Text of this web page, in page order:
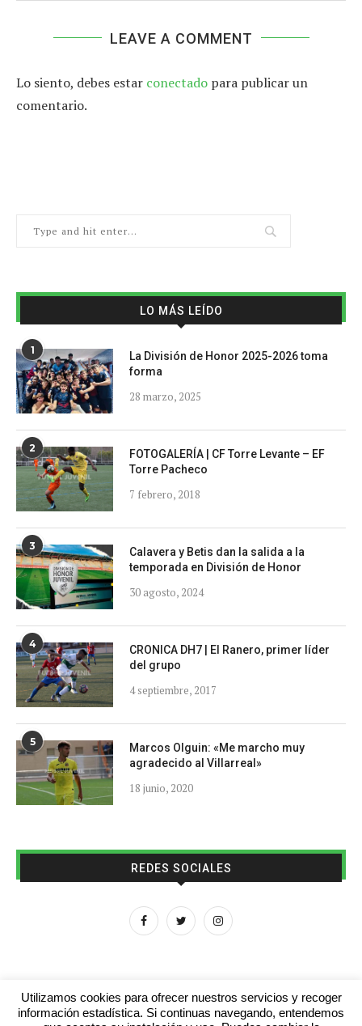
LEAVE A COMMENT
Lo siento, debes estar conectado para publicar un
comentario.
LO MÁS LEÍDO
1
La División de Honor 2025-2026 toma
forma
28 marzo, 2025
2
FOTOGALERÍA | CF Torre Levante – EF
Torre Pacheco
7 febrero, 2018
3
Calavera y Betis dan la salida a la
temporada en División de Honor
30 agosto, 2024
4
CRONICA DH7 | El Ranero, primer líder
del grupo
4 septiembre, 2017
5
Marcos Olguin: «Me marcho muy
agradecido al Villarreal»
18 junio, 2020
REDES SOCIALES
Utilizamos cookies para ofrecer nuestros servicios y recoger
información estadística. Si continuas navegando, entendemos